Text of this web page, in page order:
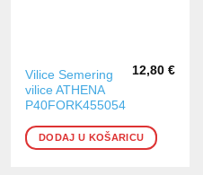
Vilice Semering
vilice ATHENA
P40FORK455054
12,80 €
DODAJ U KOŠARICU